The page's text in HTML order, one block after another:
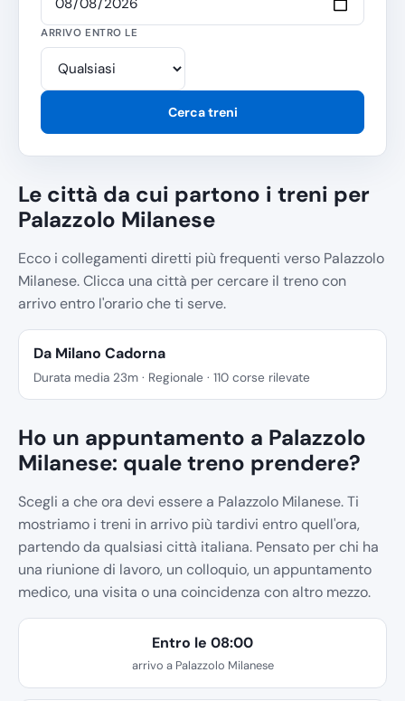
ARRIVO ENTRO LE
Cerca treni
Le città da cui partono i treni per
Palazzolo Milanese
Ecco i collegamenti diretti più frequenti verso Palazzolo
Milanese. Clicca una città per cercare il treno con
arrivo entro l'orario che ti serve.
Da Milano Cadorna
Durata media 23m · Regionale · 110 corse rilevate
Ho un appuntamento a Palazzolo
Milanese: quale treno prendere?
Scegli a che ora devi essere a Palazzolo Milanese. Ti
mostriamo i treni in arrivo più tardivi entro quell'ora,
partendo da qualsiasi città italiana. Pensato per chi ha
una riunione di lavoro, un colloquio, un appuntamento
medico, una visita o una coincidenza con altro mezzo.
Entro le 08:00
arrivo a Palazzolo Milanese